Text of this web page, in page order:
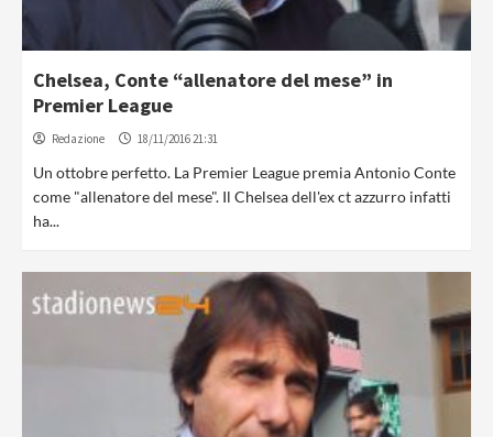
Chelsea, Conte “allenatore del mese” in
Premier League
Redazione 18/11/2016 21:31
Un ottobre perfetto. La Premier League premia Antonio Conte
come "allenatore del mese". Il Chelsea dell'ex ct azzurro infatti
ha...